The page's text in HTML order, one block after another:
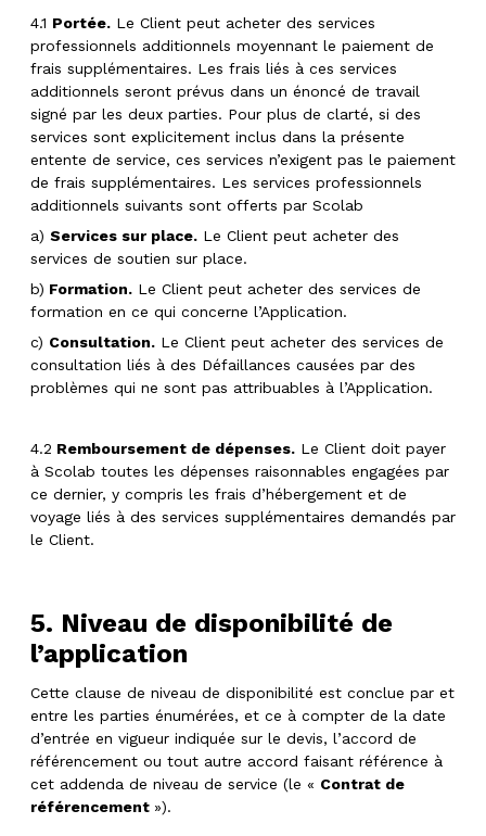
4.1 Portée. Le Client peut acheter des services
professionnels additionnels moyennant le paiement de
frais supplémentaires. Les frais liés à ces services
additionnels seront prévus dans un énoncé de travail
signé par les deux parties. Pour plus de clarté, si des
services sont explicitement inclus dans la présente
entente de service, ces services n’exigent pas le paiement
de frais supplémentaires. Les services professionnels
additionnels suivants sont offerts par Scolab
a) Services sur place. Le Client peut acheter des
services de soutien sur place.
b) Formation. Le Client peut acheter des services de
formation en ce qui concerne l’Application.
c) Consultation. Le Client peut acheter des services de
consultation liés à des Défaillances causées par des
problèmes qui ne sont pas attribuables à l’Application.
4.2 Remboursement de dépenses. Le Client doit payer
à Scolab toutes les dépenses raisonnables engagées par
ce dernier, y compris les frais d’hébergement et de
voyage liés à des services supplémentaires demandés par
le Client.
5. Niveau de disponibilité de
l’application
Cette clause de niveau de disponibilité est conclue par et
entre les parties énumérées, et ce à compter de la date
d’entrée en vigueur indiquée sur le devis, l’accord de
référencement ou tout autre accord faisant référence à
cet addenda de niveau de service (le « Contrat de
référencement »).